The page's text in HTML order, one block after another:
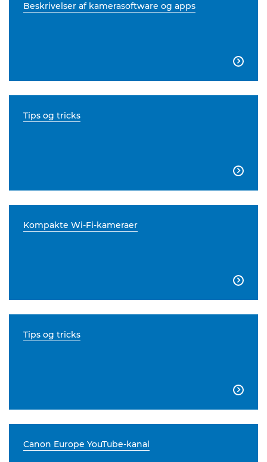
Beskrivelser af kamerasoftware og apps

Tips og tricks

Kompakte Wi-Fi-kameraer

Tips og tricks

Canon Europe YouTube-kanal